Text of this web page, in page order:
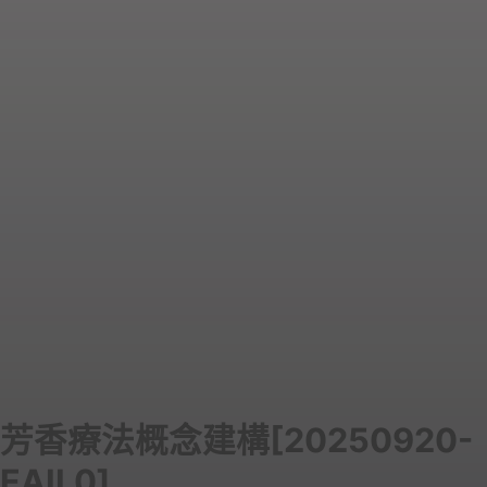
芳香療法概念建構[20250920-